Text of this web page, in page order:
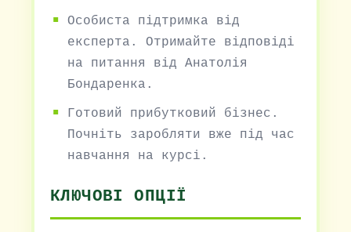
Особиста підтримка від
експерта. Отримайте відповіді
на питання від Анатолія
Бондаренка.
Готовий прибутковий бізнес.
Почніть заробляти вже під час
навчання на курсі.
КЛЮЧОВІ ОПЦІЇ